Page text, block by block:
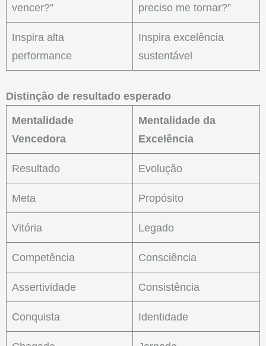
vencer?”
preciso me tornar?”
Inspira alta
performance
Inspira excelência
sustentável
Distinção de resultado esperado
Mentalidade
Vencedora
Mentalidade da
Excelência
Resultado Evolução
Meta Propósito
Vitória Legado
Competência Consciência
Assertividade Consistência
Conquista Identidade